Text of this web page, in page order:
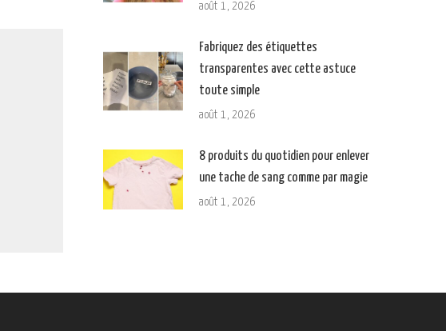
août 1, 2026
Fabriquez des étiquettes
transparentes avec cette astuce
toute simple
août 1, 2026
8 produits du quotidien pour enlever
une tache de sang comme par magie
août 1, 2026